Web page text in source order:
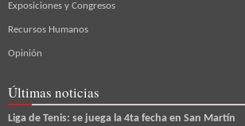
Exposiciones y Congresos
Recursos Humanos
Opinión
Últimas noticias
Liga de Tenis: se juega la 4ta fecha en San Martín